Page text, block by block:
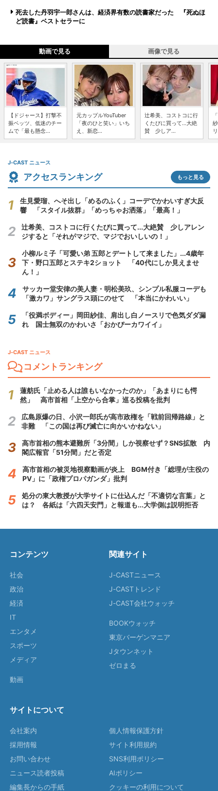
死去した丹羽宇一郎さんは、経済界有数の読書家だった 『死ぬほ
ど読書』ベストセラーに
動画で見る 画像で見る
【ドジャース】打撃不
振ベッツ、低迷のチー
ムで「最も懸念...
元カップルYouTuber
「夜のひと笑い」いち
え、新恋...
辻希美、コストコに行
くたびに買って...大絶
賛 少しア...
J-CAST ニュース
アクセスランキング もっと見る
生見愛瑠、へそ出し「めるのふく」コーデでかわいすぎ大反
響 「スタイル抜群」「めっちゃお洒落」「最高！」
辻希美、コストコに行くたびに買って...大絶賛 少しアレン
ジすると「それがマジで、マジでおいしいの！」
小柳ルミ子「可愛い弟 五郎とデートして来ました」...4歳年
下・野口五郎とステキ2ショット 「40代にしか見えませ
ん！」
サッカー堂安律の美人妻・明松美玖、シンプル私服コーデも
「激カワ」サングラス頭にのせて 「本当にかわいい」
「役満ボディー」岡田紗佳、肩出し白ノースリで色気ダダ漏
れ 国士無双のかわいさ「おかぴーカワイイ」
J-CAST ニュース
コメントランキング
蓮舫氏「止める人は誰もいなかったのか」「あまりにも愕
然」 高市首相「上空から合掌」巡る投稿を批判
広島原爆の日、小沢一郎氏が高市政権を「戦前回帰路線」と
非難 「この国は再び滅亡に向かいかねない」
高市首相の熊本避難所「3分間」しか視察せず？SNS拡散 内
閣広報官「51分間」だと否定
高市首相の被災地視察動画が炎上 BGM付き「総理が主役の
PV」に「政権プロパガンダ」批判
処分の東大教授が大学サイトに仕込んだ「不適切な言葉」と
は？ 各紙は「六四天安門」と報道も...大学側は説明拒否
コンテンツ
社会
政治
経済
IT
エンタメ
スポーツ
メディア
動画
関連サイト
J-CASTニュース
J-CASTトレンド
J-CAST会社ウォッチ
BOOKウォッチ
東京バーゲンマニア
Jタウンネット
ゼロまる
サイトについて
会社案内
採用情報
お問い合わせ
ニュース読者投稿
編集長からの手紙
個人情報保護方針
サイト利用規約
SNS利用ポリシー
AIポリシー
クッキーの利用について